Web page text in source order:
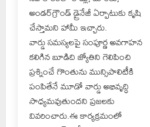
అండర్‌గ్రౌండ్ డ్రైనేజీ ఏర్పాటుకు కృషి
చేస్తామని హామీ ఇచ్చారు.
వార్డు సమస్యలపై సంపూర్ణ అవగాహన
కలిగిన బూడిది జ్యోతిని గెలిపించి
ప్రశ్నించే గొంతును మున్సిపాలిటీకి
పంపితేనే మూడో వార్డు అభివృద్ధి
సాధ్యమవుతుందని ప్రజలకు
వివరించారు.ఈ కార్యక్రమంలో